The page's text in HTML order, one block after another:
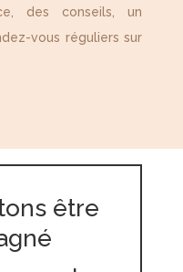
des conseils, un
vous réguliers sur
être